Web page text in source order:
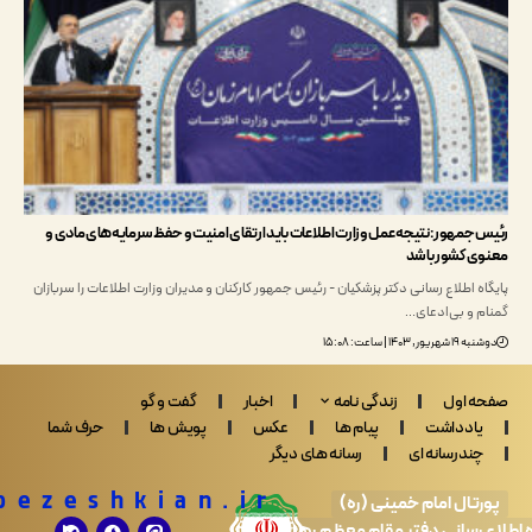
نتیجه عمل وزارت اطلاعات باید ارتقای امنیت و حفظ سرمایه‌های مادی و
کشور باشد
اطلاع رسانی دکتر پزشکیان - رئیس جمهور کارکنان و مدیران وزارت اطلاعات را سربازان
و بی‌ادعای…
اول زندگی نامه اخبار
گفت و گو
پیام ها عکس پویش ها
حرف شما
ای
رسانه های دیگر
امام خمینی (ره)
Drpezeshkian.ir